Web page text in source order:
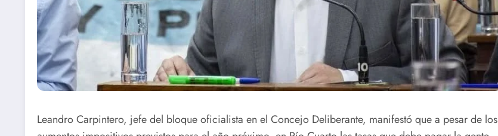
Leandro Carpintero, jefe del bloque oficialista en el Concejo Deliberante, manifestó que a pesar de los